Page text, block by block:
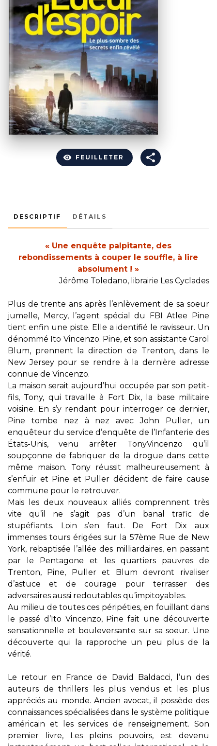
visibility FEUILLETER
DESCRIPTIF DÉTAILS
« Une enquête palpitante, des
rebondissements à couper le souffle, à lire
absolument ! »
Jérôme Toledano, librairie Les Cyclades
Plus de trente ans après l’enlèvement de sa soeur
jumelle, Mercy, l’agent spécial du FBI Atlee Pine
tient enfin une piste. Elle a identifié le ravisseur. Un
dénommé Ito Vincenzo. Pine, et son assistante Carol
Blum, prennent la direction de Trenton, dans le
New Jersey pour se rendre à la dernière adresse
connue de Vincenzo.
La maison serait aujourd’hui occupée par son petit-
fils, Tony, qui travaille à Fort Dix, la base militaire
voisine. En s’y rendant pour interroger ce dernier,
Pine tombe nez à nez avec John Puller, un
enquêteur du service d’enquête de l’Infanterie des
États-Unis, venu arrêter TonyVincenzo qu’il
soupçonne de fabriquer de la drogue dans cette
même maison. Tony réussit malheureusement à
s’enfuir et Pine et Puller décident de faire cause
commune pour le retrouver.
Mais les deux nouveaux alliés comprennent très
vite qu’il ne s’agit pas d’un banal trafic de
stupéfiants. Loin s’en faut. De Fort Dix aux
immenses tours érigées sur la 57ème Rue de New
York, rebaptisée l’allée des milliardaires, en passant
par le Pentagone et les quartiers pauvres de
Trenton, Pine, Puller et Blum devront rivaliser
d’astuce et de courage pour terrasser des
adversaires aussi redoutables qu’impitoyables.
Au milieu de toutes ces péripéties, en fouillant dans
le passé d’Ito Vincenzo, Pine fait une découverte
sensationnelle et bouleversante sur sa soeur. Une
découverte qui la rapproche un peu plus de la
vérité.
Le retour en France de David Baldacci, l’un des
auteurs de thrillers les plus vendus et les plus
appréciés au monde. Ancien avocat, il possède des
connaissances spécialisées dans le système politique
américain et les services de renseignement. Son
premier livre, Les pleins pouvoirs, est devenu